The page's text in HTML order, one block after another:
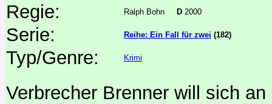
Regie: Ralph Bohn D 2000
Serie: Reihe: Ein Fall für zwei (182)
Typ/Genre: Krimi
Verbrecher Brenner will sich